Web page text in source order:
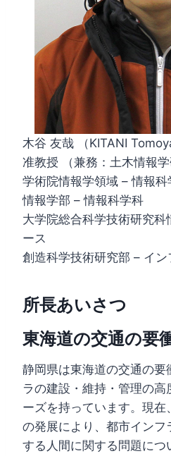
木谷 友哉 （KITANI
准教授 （兼務：土木情報
学術院情報学領域 – 情報科
情報学部 – 情報科学科
大学院総合科学技術研究科
ース
創造科学技術研究部 – イ
所長あいさつ
東海道の交通の要
静岡県は東海道の交通の要
ラの建設・維持・管理の高
ーズを持っています。現在
の発展により、都市インフ
する人間に関する問題につ